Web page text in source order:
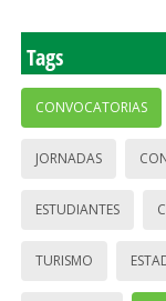
Tags
CONVOCATORIAS
JORNADAS
ESTUDIANTES
TURISMO